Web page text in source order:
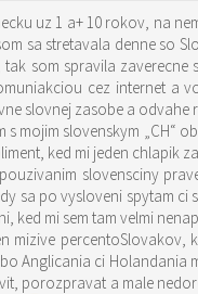
uz 1 a+ 10 rokov, na
sa stretavala denne so
tak som spravila
cez internet a
slovnej zasobe a odvahe
s mojim slovenskym
ked mi jeden chlapik
slovensciny
sa po vysloveni spytam
ked mi sem tam velmi
mizive
Anglicania ci Holandania
porozpravat a male